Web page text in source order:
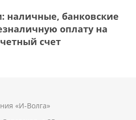
банковские
оплату на
счет
«И-Волга»